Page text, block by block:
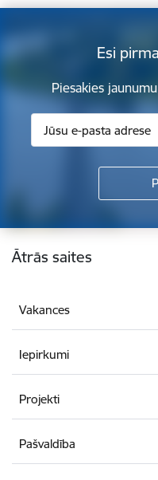
Esi
Piesakies
Kājene
Ātrās saites
Vakances
Iepirkumi
Projekti
Pašvaldība